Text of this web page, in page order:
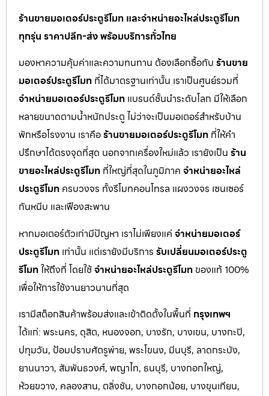
ร้านขายมอเตอร์ประตูรีโมท และจำหน่ายอะไหล่ประตูรีโมท
ทุกรุ่น ราคาปลีก-ส่ง พร้อมบริการทั่วไทย
มองหาความคุ้มค่าและความทนทาน ต้องเลือกซื้อกับ ร้านขาย
มอเตอร์ประตูรีโมท ที่ได้มาตรฐานเท่านั้น เราเป็นศูนย์รวมที่
จำหน่ายมอเตอร์ประตูรีโมท แบรนด์ชั้นนำระดับโลก มีให้เลือก
หลายขนาดตามน้ำหนักประตู ไม่ว่าจะเป็นมอเตอร์สำหรับบ้าน
พักหรือโรงงาน เราคือร้านขายมอเตอร์ประตูรีโมท ที่ให้คำ
ปรึกษาได้ตรงจุดที่สุด นอกจากเครื่องใหม่แล้ว เรายังเป็น ร้าน
ขายอะไหล่ประตูรีโมท ที่ใหญ่ที่สุดในภูมิภาค จำหน่ายอะไหล่
ประตูรีโมท ครบวงจร ทั้งรีโมทคอนโทรล แผงวงจร เซนเซอร์
กันหนีบ และเฟืองสะพาน
หากมอเตอร์ตัวเก่ามีปัญหา เราไม่เพียงแค่ จำหน่ายมอเตอร์
ประตูรีโมท เท่านั้น แต่เรายังมีบริการ รับเปลี่ยนมอเตอร์ประตู
รีโมทให้ถึงที่ โดยใช้จำหน่ายอะไหล่ประตูรีโมท ของแท้ 100%
เพื่อให้การใช้งานยาวนานที่สุด
เรามีสต็อกสินค้าพร้อมส่งและเข้าติดตั้งในพื้นที่ กรุงเทพฯ
ได้แก่: พระนคร, ดุสิต, หนองจอก, บางรัก, บางเขน, บางกะปิ,
ปทุมวัน, ป้อมปราบศัตรูพ่าย, พระโขนง, มีนบุรี, ลาดกระบัง,
ยานนาวา, สัมพันธวงศ์, พญาไท, ธนบุรี, บางกอกใหญ่,
ห้วยขวาง, คลองสาน, ตลิ่งชัน, บางกอกน้อย, บางขุนเทียน,